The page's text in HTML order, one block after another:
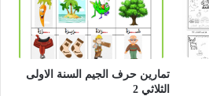
تمارين حرف الجيم السنة الاولى
الثلاثي 2